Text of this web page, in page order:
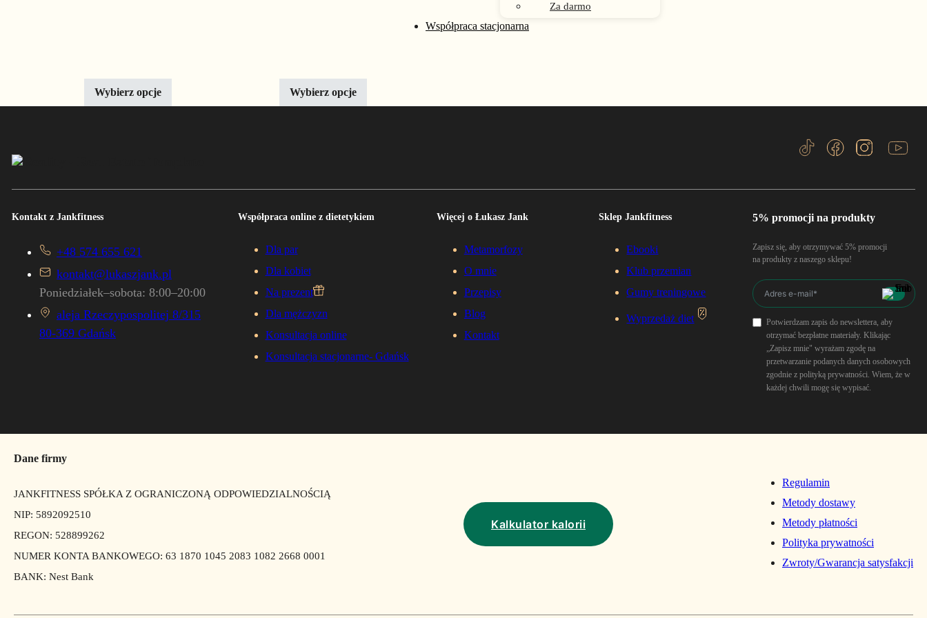
Za darmo
Współpraca stacjonarna
Wybierz opcje Wybierz opcje
Ten produkt ma wiele wariantów. Opcje można wybrać na stronie produktu
Kontakt z Jankfitness
+48 574 655 621
kontakt@lukaszjank.pl
Poniedziałek–sobota: 8:00–20:00
aleja Rzeczypospolitej 8/315
80-369 Gdańsk
Współpraca online z dietetykiem
Dla par
Dla kobiet
Na prezent
Dla mężczyzn
Konsultacja online
Konsultacja stacjonarne- Gdańsk
Więcej o Łukasz Jank
Metamorfozy
O mnie
Przepisy
Blog
Kontakt
Sklep Jankfitness
Ebooki
Klub przemian
Gumy treningowe
Wyprzedaż diet
5% promocji na produkty
Zapisz się, aby otrzymywać 5% promocji
na produkty z naszego sklepu!
Potwierdzam zapis do newslettera, aby
otrzymać bezpłatne materiały. Klikając
„Zapisz mnie" wyrażam zgodę na
przetwarzanie podanych danych osobowych
zgodnie z polityką prywatności. Wiem, że w
każdej chwili mogę się wypisać.
Dane firmy
JANKFITNESS SPÓŁKA Z OGRANICZONĄ ODPOWIEDZIALNOŚCIĄ
NIP: 5892092510
REGON: 528899262
NUMER KONTA BANKOWEGO: 63 1870 1045 2083 1082 2668 0001
BANK: Nest Bank
Kalkulator kalorii
Regulamin
Metody dostawy
Metody płatności
Polityka prywatności
Zwroty/Gwarancja satysfakcji